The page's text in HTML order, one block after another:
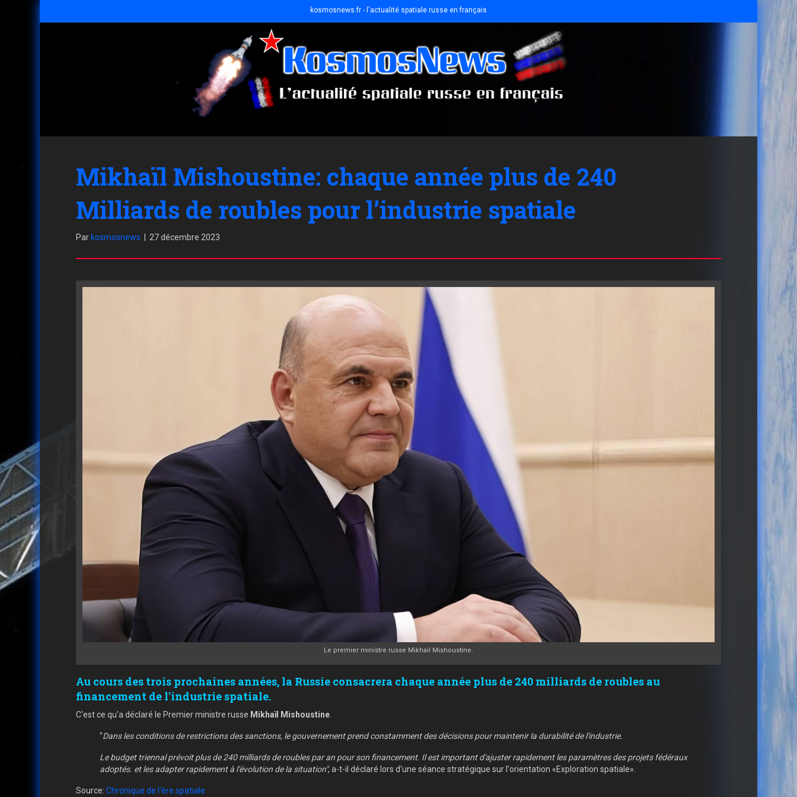
kosmosnews.fr - l'actualité spatiale russe en français
Mikhaïl Mishoustine: chaque année plus de 240
Milliards de roubles pour l’industrie spatiale
Par kosmosnews 27 décembre 2023
Le premier ministre russe Mikhail Mishoustine.
Au cours des trois prochaines années, la Russie consacrera chaque année plus de 240 milliards de roubles au
financement de l'industrie spatiale.
C'est ce qu'a déclaré le Premier ministre russe Mikhaïl Mishoustine.
"Dans les conditions de restrictions des sanctions, le gouvernement prend constamment des décisions pour maintenir la durabilité de l'industrie.
Le budget triennal prévoit plus de 240 milliards de roubles par an pour son financement. Il est important d'ajuster rapidement les paramètres des projets fédéraux
adoptés. et les adapter rapidement à l'évolution de la situation", a-t-il déclaré lors d'une séance stratégique sur l'orientation «Exploration spatiale».
Source: Chronique de l'ère spatiale